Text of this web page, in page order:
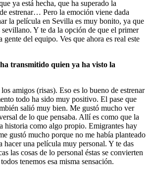
ya está hecha, que ha superado la
estrenar… Pero la emoción viene dada
la película en Sevilla es muy bonito, ya que
Y te da la opción de que el primer
gente del equipo. Ves que ahora es real este
ha transmitido quien ya ha visto la
amigos (risas). Eso es lo bueno de estrenar
todo ha sido muy positivo. El pase que
salió muy bien. Me gustó mucho ver
de lo que pensaba. Allí es como que la
historia como algo propio. Emigrantes hay
gustó mucho porque no me había planteado
hacer una película muy personal. Y te das
las cosas de lo personal éstas se convierten
tenemos esa misma sensación.